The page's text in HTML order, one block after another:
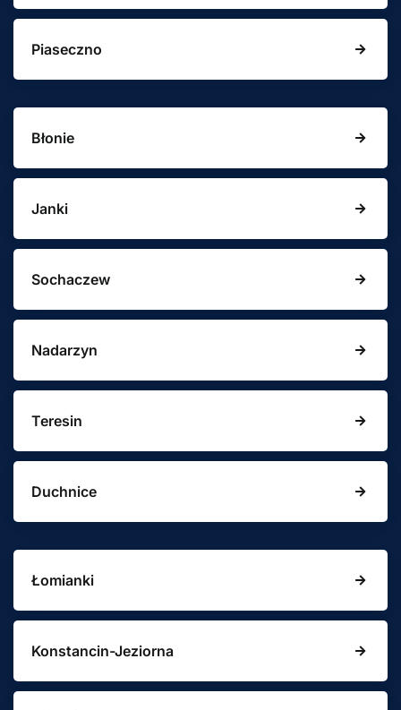
Piaseczno
Błonie
Janki
Sochaczew
Nadarzyn
Teresin
Duchnice
Łomianki
Konstancin-Jeziorna